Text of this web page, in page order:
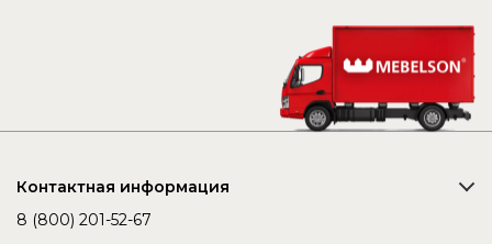
Контактная информация
8 (800) 201-52-67